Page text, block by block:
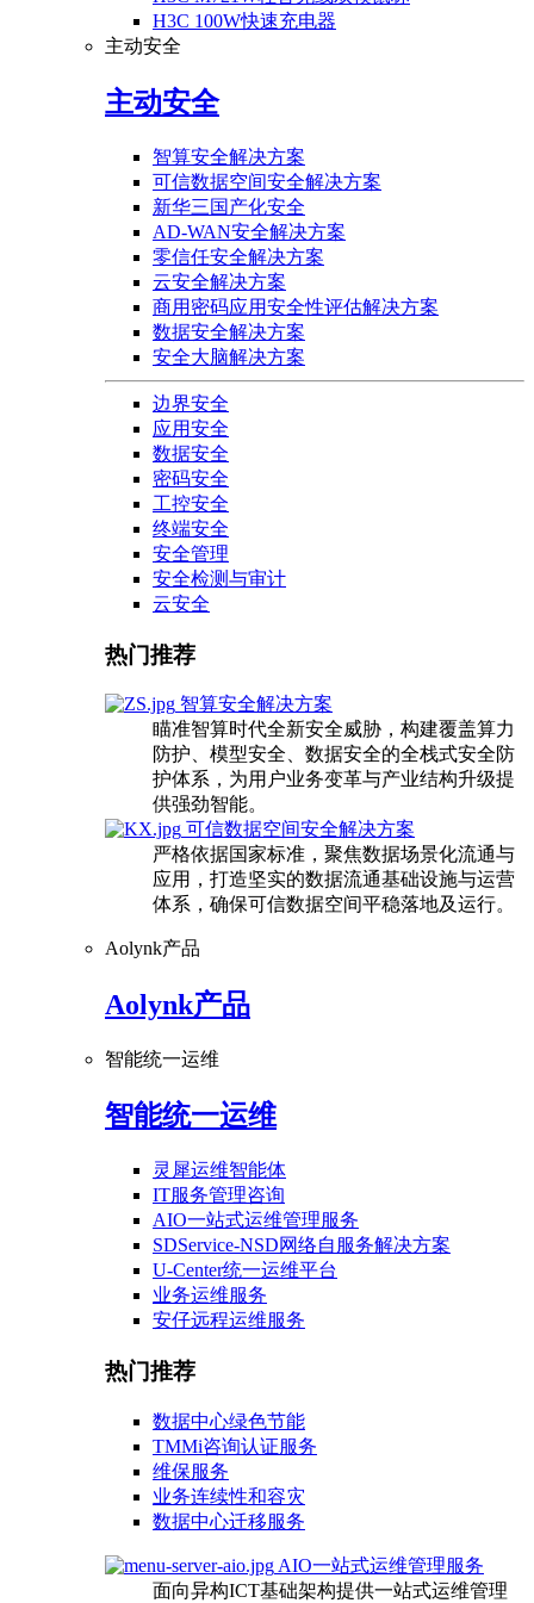
H3C 100W快速充电器
主动安全
主动安全
智算安全解决方案
可信数据空间安全解决方案
新华三国产化安全
AD-WAN安全解决方案
零信任安全解决方案
云安全解决方案
商用密码应用安全性评估解决方案
数据安全解决方案
安全大脑解决方案
边界安全
应用安全
数据安全
密码安全
工控安全
终端安全
安全管理
安全检测与审计
云安全
热门推荐
智算安全解决方案
瞄准智算时代全新安全威胁，构建覆盖算力
防护、模型安全、数据安全的全栈式安全防
护体系，为用户业务变革与产业结构升级提
供强劲智能。
可信数据空间安全解决方案
严格依据国家标准，聚焦数据场景化流通与
应用，打造坚实的数据流通基础设施与运营
体系，确保可信数据空间平稳落地及运行。
Aolynk产品
Aolynk产品
智能统一运维
智能统一运维
灵犀运维智能体
IT服务管理咨询
AIO一站式运维管理服务
SDService-NSD网络自服务解决方案
U-Center统一运维平台
业务运维服务
安仔远程运维服务
热门推荐
数据中心绿色节能
TMMi咨询认证服务
维保服务
业务连续性和容灾
数据中心迁移服务
AIO一站式运维管理服务
面向异构ICT基础架构提供一站式运维管理